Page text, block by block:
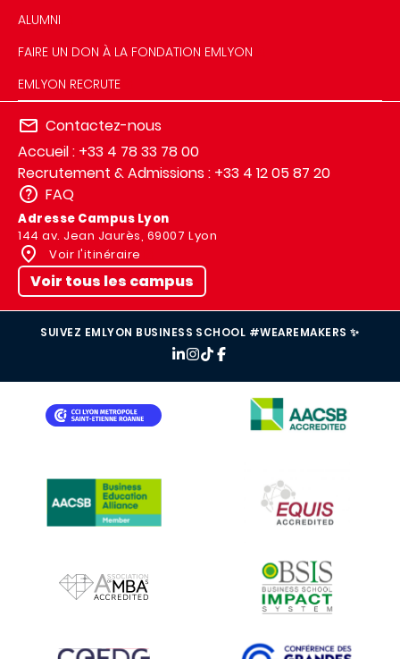
ALUMNI
FAIRE UN DON À LA FONDATION EMLYON
EMLYON RECRUTE
Contactez-nous
Accueil : +33 4 78 33 78 00
Recrutement & Admissions : +33 4 12 05 87 20
FAQ
Adresse Campus Lyon
144 av. Jean Jaurès, 69007 Lyon
Voir l'itinéraire
Voir tous les campus
SUIVEZ EMLYON BUSINESS SCHOOL #WEAREMAKERS ✨
IMAGE
IMAGE
IMAGE
IMAGE